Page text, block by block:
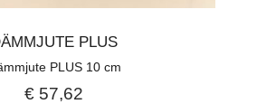
PLUS
PLUS 10 cm
€ 57,62